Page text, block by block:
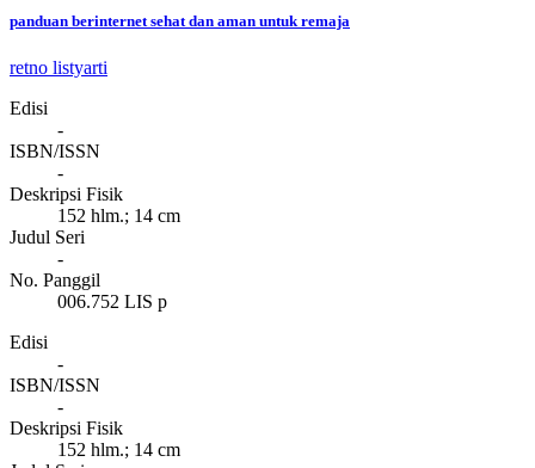
panduan berinternet sehat dan aman untuk remaja
retno listyarti
Edisi
-
ISBN/ISSN
-
Deskripsi Fisik
152 hlm.; 14 cm
Judul Seri
-
No. Panggil
006.752 LIS p
Edisi
-
ISBN/ISSN
-
Deskripsi Fisik
152 hlm.; 14 cm